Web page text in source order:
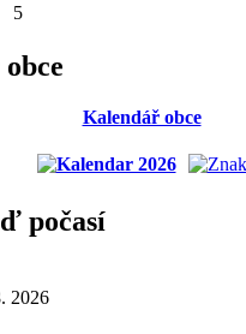
5
Kalendář obce
počasí
2026